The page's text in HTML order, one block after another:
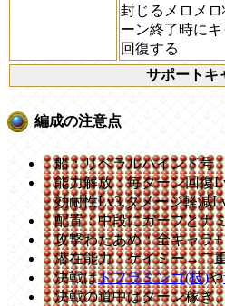
封じるメロメ
ーン終了時に
回復する
サポートキ
編成の注意点
船：リベラルハインド号
能力解放：毎ターン回復
効耐性Lv3,ダメージ軽減
配置：中段にガープとナ
攻撃わたあめ：全キャラ
潜在能力：ケイミー→二
決戦はドフラミンゴ(技)や
決戦の道中はターン稼ぎ